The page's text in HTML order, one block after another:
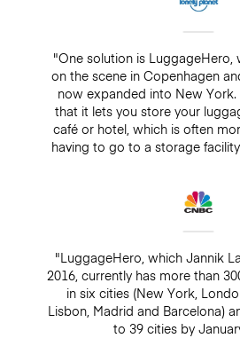
"One solution is LuggageHero,
on the scene in Copenhagen
now expanded into New
that it lets you store your
café or hotel, which is often
having to go to a storage
"LuggageHero, which Jannik
2016, currently has more than
in six cities (New York,
Lisbon, Madrid and Barcelona)
to 39 cities by